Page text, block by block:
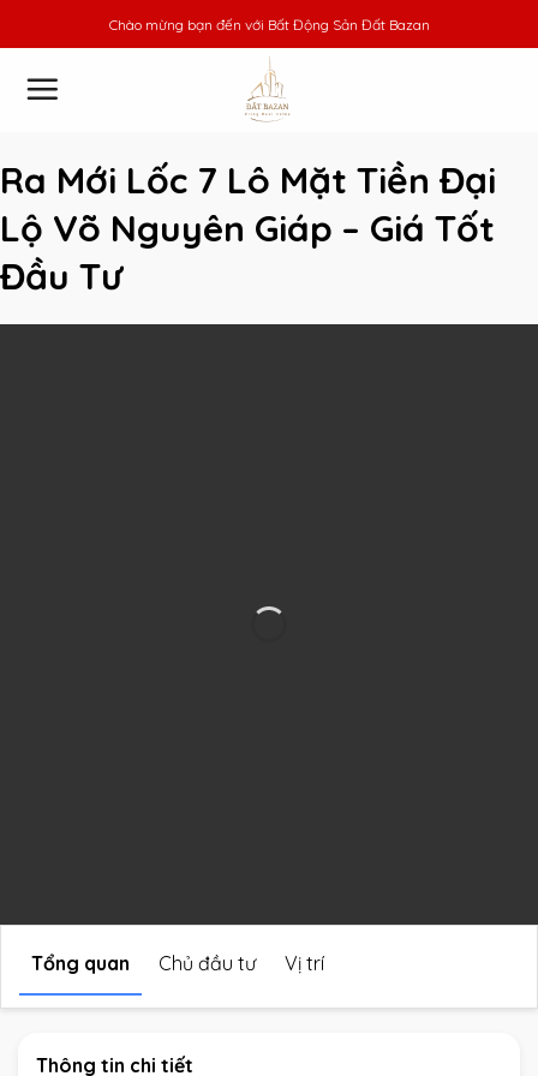
to
content
Chào mừng bạn đến với Bất Động Sản Đất Bazan
Ra Mới Lốc 7 Lô Mặt Tiền Đại
Lộ Võ Nguyên Giáp – Giá Tốt
Đầu Tư
Tổng quan Chủ đầu tư Vị trí
Thông tin chi tiết